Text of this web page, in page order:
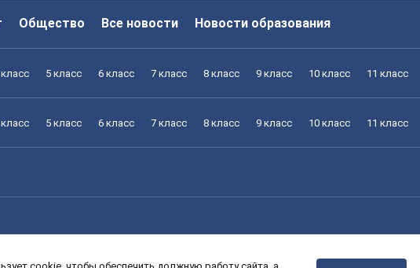
Общество Все новости Новости образования
5 класс 6 класс 7 класс 8 класс 9 класс 10 класс 11 класс
5 класс 6 класс 7 класс 8 класс 9 класс 10 класс 11 класс